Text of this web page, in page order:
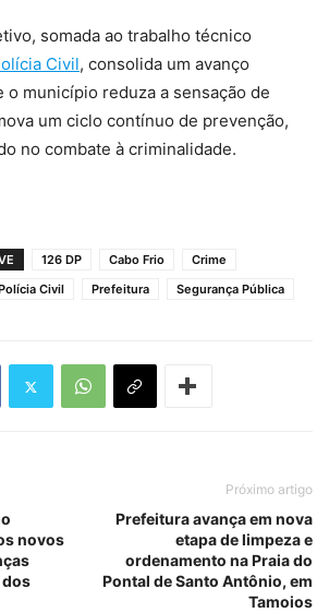
somada ao trabalho técnico
Civil, consolida um avanço
o município reduza a sensação de
um ciclo contínuo de prevenção,
no combate à criminalidade.
126 DP Cabo Frio
Crime
Civil Prefeitura Segurança Pública
novos
dos
Próximo artigo
Prefeitura avança em nova
etapa de limpeza e
ordenamento na Praia do
Pontal de Santo Antônio, em
Tamoios